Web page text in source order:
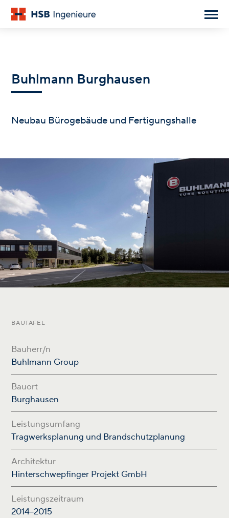
Buhlmann Burghausen
Neubau Bürogebäude und Fertigungshalle
BAUTAFEL
Bauherr/n
Buhlmann Group
Bauort
Burghausen
Leistungsumfang
Tragwerksplanung und Brandschutzplanung
Architektur
Hinterschwepfinger Projekt GmbH
Leistungszeitraum
2014–2015